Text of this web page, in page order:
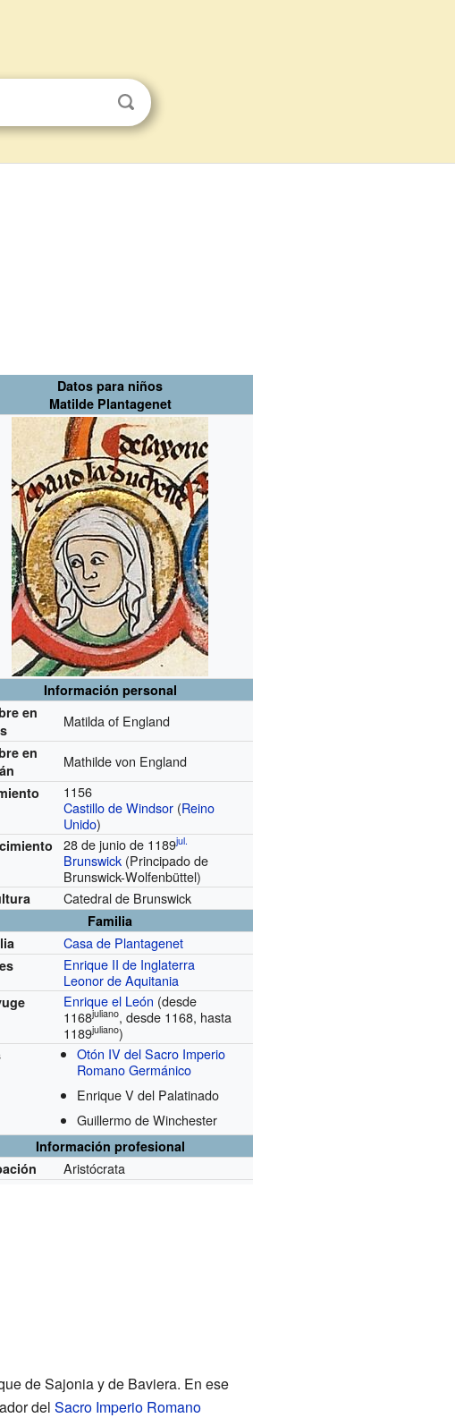
Datos para niños
Matilde Plantagenet
Información personal
en
Matilda of England
en
Mathilde von England
1156
Castillo de Windsor (Reino
Unido)
28 de junio de 1189jul.
Brunswick (Principado de
Brunswick-Wolfenbüttel)
Catedral de Brunswick
Familia
Casa de Plantagenet
Enrique II de Inglaterra
Leonor de Aquitania
Enrique el León (desde
1168juliano, desde 1168, hasta
1189juliano)
Otón IV del Sacro Imperio
Romano Germánico
Enrique V del Palatinado
Guillermo de Winchester
Información profesional
Aristócrata
de Sajonia y de Baviera. En ese
del Sacro Imperio Romano